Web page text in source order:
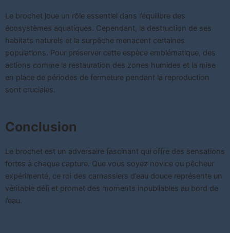
Le brochet joue un rôle essentiel dans l’équilibre des
écosystèmes aquatiques. Cependant, la destruction de ses
habitats naturels et la surpêche menacent certaines
populations. Pour préserver cette espèce emblématique, des
actions comme la restauration des zones humides et la mise
en place de périodes de fermeture pendant la reproduction
sont cruciales.
Conclusion
Le brochet est un adversaire fascinant qui offre des sensations
fortes à chaque capture. Que vous soyez novice ou pêcheur
expérimenté, ce roi des carnassiers d’eau douce représente un
véritable défi et promet des moments inoubliables au bord de
l’eau.